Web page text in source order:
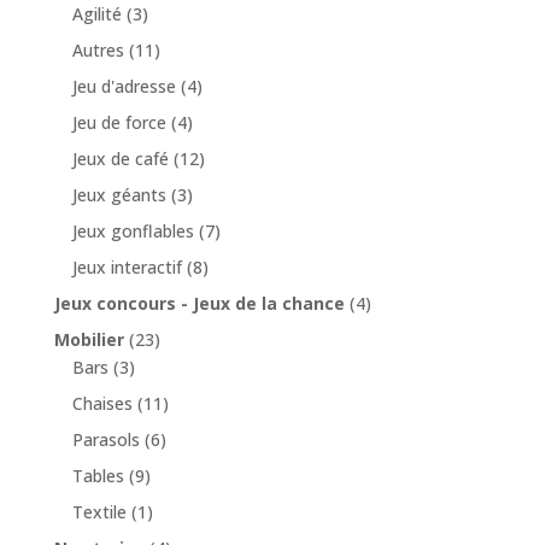
Agilité (3)
Autres (11)
Jeu d'adresse (4)
Jeu de force (4)
Jeux de café (12)
Jeux géants (3)
Jeux gonflables (7)
Jeux interactif (8)
Jeux concours - Jeux de la chance (4)
Mobilier (23)
Bars (3)
Chaises (11)
Parasols (6)
Tables (9)
Textile (1)